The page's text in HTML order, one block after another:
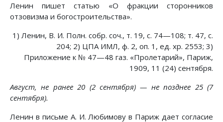
Ленин пишет статью «О фракции сторонников
отзовизма и богостроительства».
1) Ленин, В. И. Полн. собр. соч., т. 19, с. 74—108; т. 47, с.
204; 2) ЦПА ИМЛ, ф. 2, оп. 1, ед. хр. 2553; 3)
Приложение к № 47—48 газ. «Пролетарий», Париж,
1909, 11 (24) сентября.
Август, не ранее 20 (2 сентября) — не позднее 25 (7
сентября).
Ленин в письме А. И. Любимову в Париж дает согласие